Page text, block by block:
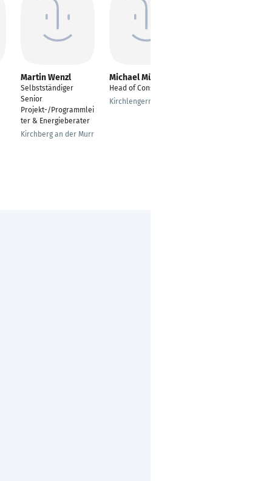
Martin Wenzl
Selbstständiger
Senior
Projekt-/Programmlei
ter & Energieberater
Kirchberg an der Murr
Michael Müller
Head of Consulting
Kirchlengern